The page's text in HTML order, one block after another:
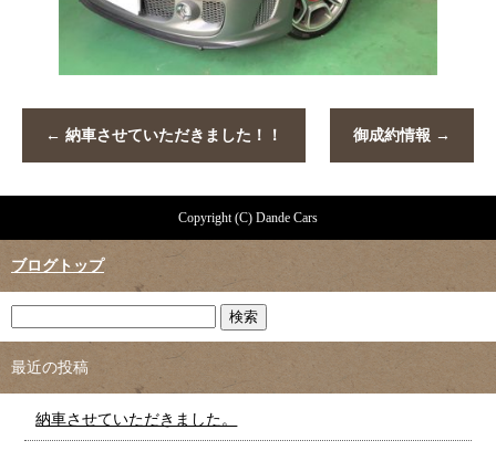
← 納車させていただきました！！ 御成約情報 →
Copyright (C) Dande Cars
ブログトップ
最近の投稿
納車させていただきました。